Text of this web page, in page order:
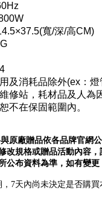
寬/深/高CM)
及消耗品除外(ex：燈
修站，耗材品及人為
不在保固範圍內。
原廠贈品依各品牌官網
改規格或贈品活動內容
公布資料為準，如有變更
7天內尚未決定是否購